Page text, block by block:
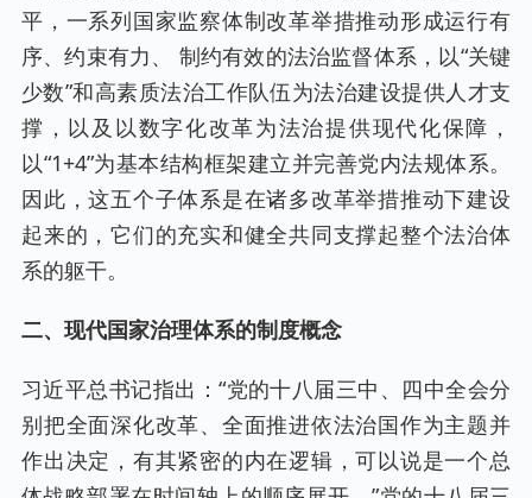
平，一系列国家监察体制改革举措推动形成运行有
序、约束有力、 制约有效的法治监督体系，以“关键
少数”和高素质法治工作队伍为法治建设提供人才支
撑，以及以数字化改革为法治提供现代化保障，
以“1+4”为基本结构框架建立并完善党内法规体系。
因此，这五个子体系是在诸多改革举措推动下建设
起来的，它们的充实和健全共同支撑起整个法治体
系的躯干。
二、现代国家治理体系的制度概念
习近平总书记指出：“党的十八届三中、四中全会分
别把全面深化改革、全面推进依法治国作为主题并
作出决定，有其紧密的内在逻辑，可以说是一个总